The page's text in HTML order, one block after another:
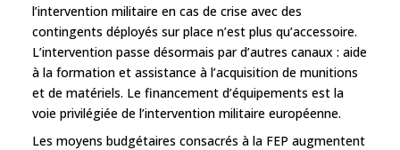
l’intervention militaire en cas de crise avec des
contingents déployés sur place n’est plus qu’accessoire.
L’intervention passe désormais par d’autres canaux : aide
à la formation et assistance à l’acquisition de munitions
et de matériels. Le financement d’équipements est la
voie privilégiée de l’intervention militaire européenne.
Les moyens budgétaires consacrés à la FEP augmentent